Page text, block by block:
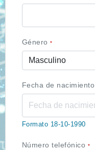
Género*
Fecha de nacimiento
Formato 18-10-1990
Número telefónico *